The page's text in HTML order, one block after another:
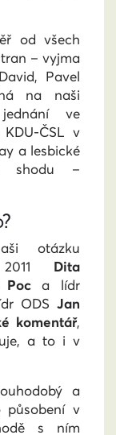
od všech
– vyjma
Pavel
na naši
ve
ČSL v
a lesbické
shodu –
otázku
Dita
Poc a lídr
ODSJan
komentář,
a to i v
a
působení v
s ním